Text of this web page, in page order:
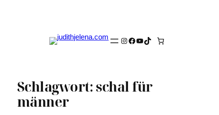
Instagram
Facebook
YouTube
TikTok
Schlagwort:schal für
männer